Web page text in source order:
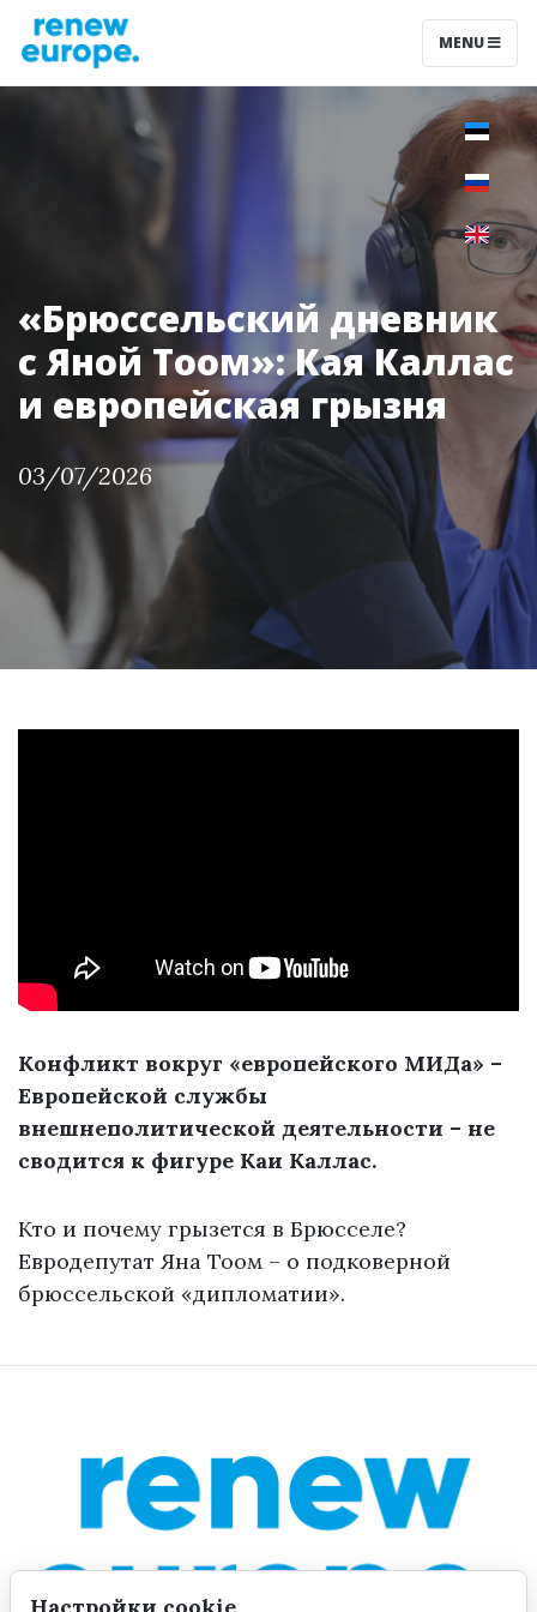
MENU
«Брюссельский дневник
с Яной Тоом»: Кая Каллас
и европейская грызня
03/07/2026
Конфликт вокруг «европейского МИДа» –
Европейской службы
внешнеполитической деятельности – не
сводится к фигуре Каи Каллас.
Кто и почему грызется в Брюсселе?
Евродепутат Яна Тоом – о подковерной
брюссельской «дипломатии».